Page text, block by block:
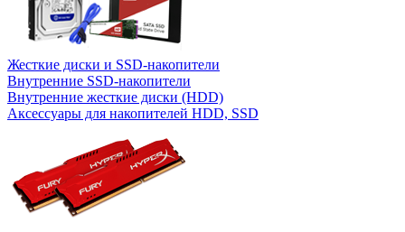
Жесткие диски и SSD-накопители
Внутренние SSD-накопители
Внутренние жесткие диски (HDD)
Аксессуары для накопителей HDD, SSD